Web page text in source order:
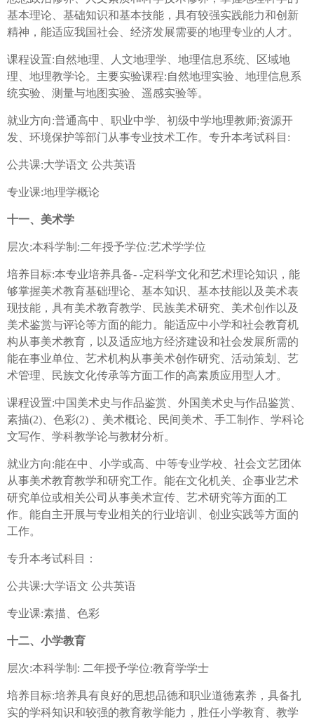
基本理论、基础知识和基本技能，具有较强实践能力和创新
精神，能适应我国社会、经济发展需要的地理专业的人才。
课程设置:自然地理、人文地理学、地理信息系统、区域地
理、地理教学论。主要实验课程:自然地理实验、地理信息系
统实验、测量与地图实验、遥感实验等。
就业方向:普通高中、职业中学、初级中学地理教师;资源开
发、环境保护等部门从事专业技术工作。专升本考试科目:
公共课:大学语文 公共英语
专业课:地理学概论
十一、美术学
层次:本科学制:二年授予学位:艺术学学位
培养目标:本专业培养具备- -定科学文化和艺术理论知识，能
够掌握美术教育基础理论、基本知识、基本技能以及美术表
现技能，具有美术教育教学、民族美术研究、美术创作以及
美术鉴赏与评论等方面的能力。能适应中小学和社会教育机
构从事美术教育，以及适应地方经济建设和社会发展所需的
能在事业单位、艺术机构从事美术创作研究、活动策划、艺
术管理、民族文化传承等方面工作的高素质应用型人才。
课程设置:中国美术史与作品鉴赏、外国美术史与作品鉴赏、
素描(2)、色彩(2) 、美术概论、民间美术、手工制作、学科论
文写作、学科教学论与教材分析。
就业方向:能在中、小学或高、中等专业学校、社会文艺团体
从事美术教育教学和研究工作。能在文化机关、企事业艺术
研究单位或相关公司从事美术宣传、艺术研究等方面的工
作。能自主开展与专业相关的行业培训、创业实践等方面的
工作。
专升本考试科目：
公共课:大学语文 公共英语
专业课:素描、色彩
十二、小学教育
层次:本科学制: 二年授予学位:教育学学士
培养目标:培养具有良好的思想品德和职业道德素养，具备扎
实的学科知识和较强的教育教学能力，胜任小学教育、教学